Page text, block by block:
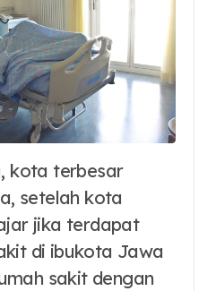
setelah kota
jika terdapat
di ibukota Jawa
sakit dengan